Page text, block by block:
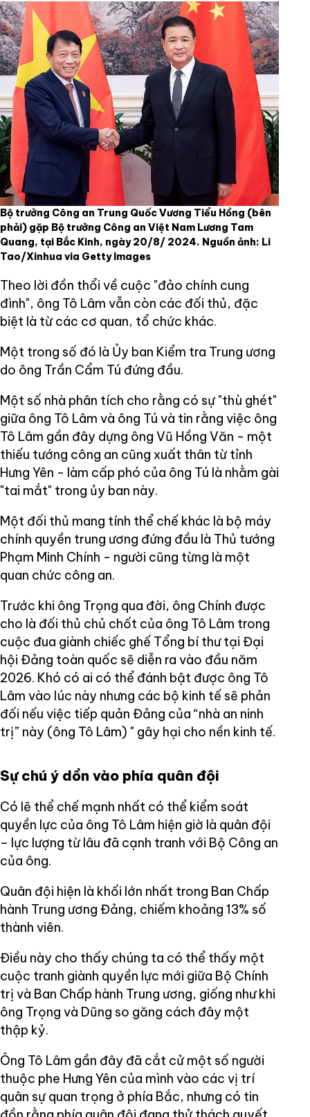
Bộ trưởng Công an Trung Quốc Vương Tiểu Hồng (bên
phải) gặp Bộ trưởng Công an Việt Nam Lương Tam
Quang, tại Bắc Kinh, ngày 20/8/ 2024. Nguồn ảnh: Li
Tao/Xinhua via Getty Images
Theo lời đồn thổi về cuộc "đảo chính cung
đình", ông Tô Lâm vẫn còn các đối thủ, đặc
biệt là từ các cơ quan, tổ chức khác.
Một trong số đó là Ủy ban Kiểm tra Trung ương
do ông Trần Cẩm Tú đứng đầu.
Một số nhà phân tích cho rằng có sự "thù ghét"
giữa ông Tô Lâm và ông Tú và tin rằng việc ông
Tô Lâm gần đây dựng ông Vũ Hồng Văn - một
thiếu tướng công an cũng xuất thân từ tỉnh
Hưng Yên - làm cấp phó của ông Tú là nhằm gài
"tai mắt" trong ủy ban này.
Một đối thủ mang tính thể chế khác là bộ máy
chính quyền trung ương đứng đầu là Thủ tướng
Phạm Minh Chính - người cũng từng là một
quan chức công an.
Trước khi ông Trọng qua đời, ông Chính được
cho là đối thủ chủ chốt của ông Tô Lâm trong
cuộc đua giành chiếc ghế Tổng bí thư tại Đại
hội Đảng toàn quốc sẽ diễn ra vào đầu năm
2026. Khó có ai có thể đánh bật được ông Tô
Lâm vào lúc này nhưng các bộ kinh tế sẽ phản
đối nếu việc tiếp quản Đảng của “nhà an ninh
trị” này (ông Tô Lâm) " gây hại cho nền kinh tế.
Sự chú ý dồn vào phía quân đội
Có lẽ thể chế mạnh nhất có thể kiểm soát
quyền lực của ông Tô Lâm hiện giờ là quân đội
– lực lượng từ lâu đã cạnh tranh với Bộ Công an
của ông.
Quân đội hiện là khối lớn nhất trong Ban Chấp
hành Trung ương Đảng, chiếm khoảng 13% số
thành viên.
Điều này cho thấy chúng ta có thể thấy một
cuộc tranh giành quyền lực mới giữa Bộ Chính
trị và Ban Chấp hành Trung ương, giống như khi
ông Trọng và Dũng so găng cách đây một
thập kỷ.
Ông Tô Lâm gần đây đã cắt cử một số người
thuộc phe Hưng Yên của mình vào các vị trí
quân sự quan trọng ở phía Bắc, nhưng có tin